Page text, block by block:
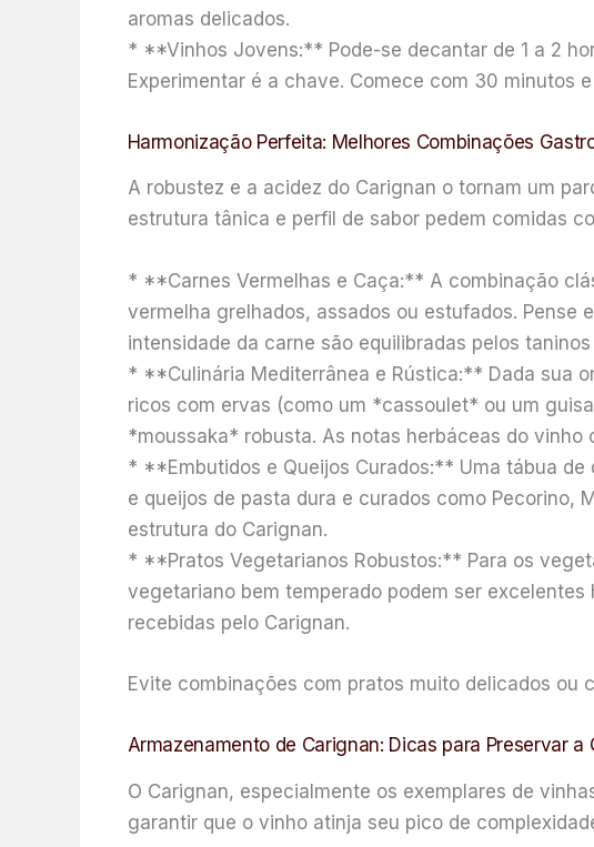
aromas delicados.
* **Vinhos Jovens:** Pode-se decantar de 1 a 2
Experimentar é a chave. Comece com 30 minutos
Harmonização Perfeita: Melhores Combinações
A robustez e a acidez do Carignan o tornam um
estrutura tânica e perfil de sabor pedem comidas
* **Carnes Vermelhas e Caça:** A combinação
vermelha grelhados, assados ou estufados. Pense
intensidade da carne são equilibradas pelos
* **Culinária Mediterrânea e Rústica:** Dada sua
ricos com ervas (como um *cassoulet* ou um
*moussaka* robusta. As notas herbáceas do vinho
* **Embutidos e Queijos Curados:** Uma tábua
e queijos de pasta dura e curados como Pecorino,
estrutura do Carignan.
* **Pratos Vegetarianos Robustos:** Para os
vegetariano bem temperado podem ser
recebidas pelo Carignan.
Evite combinações com pratos muito delicados ou
Armazenamento de Carignan: Dicas para Preservar a
O Carignan, especialmente os exemplares de
garantir que o vinho atinja seu pico de